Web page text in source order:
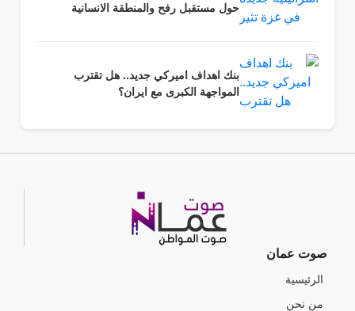
حول مستقبل رفح والمنطقة الانسانية
بنك اهداف اميركي جديد.. هل تقترب
المواجهة الكبرى مع ايران؟
صوت عمان
الرئيسية
من نحن